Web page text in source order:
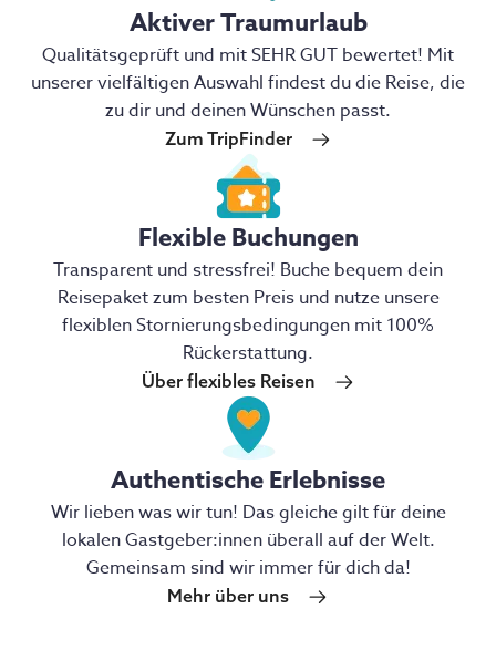
Aktiver Traumurlaub
Qualitätsgeprüft und mit SEHR GUT bewertet! Mit
unserer vielfältigen Auswahl findest du die Reise, die
zu dir und deinen Wünschen passt.
Zum TripFinder
Flexible Buchungen
Transparent und stressfrei! Buche bequem dein
Reisepaket zum besten Preis und nutze unsere
flexiblen Stornierungsbedingungen mit 100%
Rückerstattung.
Über flexibles Reisen
Authentische Erlebnisse
Wir lieben was wir tun! Das gleiche gilt für deine
lokalen Gastgeber:innen überall auf der Welt.
Gemeinsam sind wir immer für dich da!
Mehr über uns